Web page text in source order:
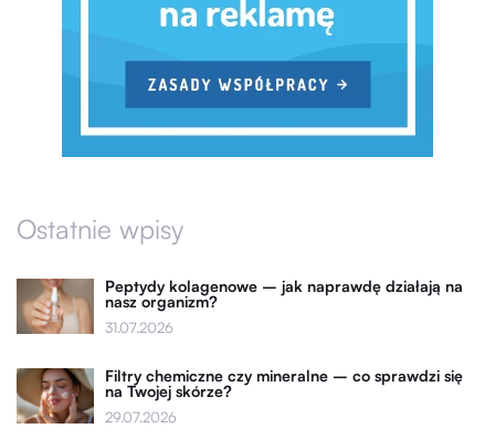
Ostatnie wpisy
Peptydy kolagenowe – jak naprawdę działają na
nasz organizm?
31.07.2026
Filtry chemiczne czy mineralne – co sprawdzi się
na Twojej skórze?
29.07.2026